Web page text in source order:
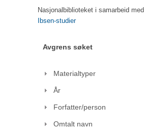
Nasjonalbiblioteket i samarbeid med
Ibsen-studier
Avgrens søket
Materialtyper
År
Forfatter/person
Omtalt navn